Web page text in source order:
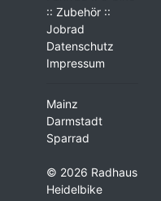
:: Zubehör ::
Jobrad
Datenschutz
Impressum
Mainz
Darmstadt
Sparrad
© 2026 Radhaus
Heidelbike